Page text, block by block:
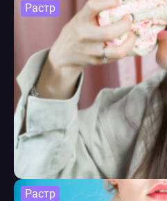
Растр
Растр